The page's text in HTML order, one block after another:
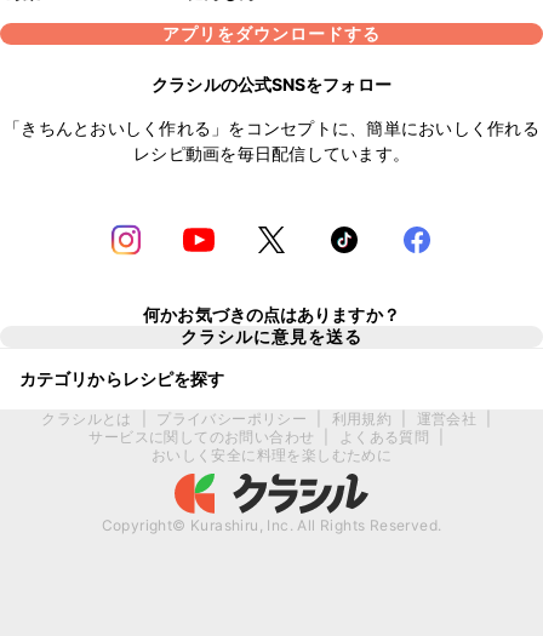
アプリをダウンロードする
クラシルの公式SNSをフォロー
「きちんとおいしく作れる」をコンセプトに、簡単においしく作れる
レシピ動画を毎日配信しています。
何かお気づきの点はありますか？
クラシルに意見を送る
カテゴリからレシピを探す
クラシルとは プライバシーポリシー 利用規約 運営会社
サービスに関してのお問い合わせ
よくある質問
おいしく安全に料理を楽しむために
Copyright© Kurashiru, Inc. All Rights Reserved.